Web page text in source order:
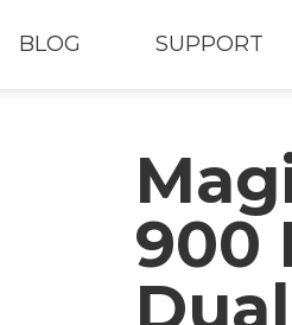
BLOG SUPPORT
900